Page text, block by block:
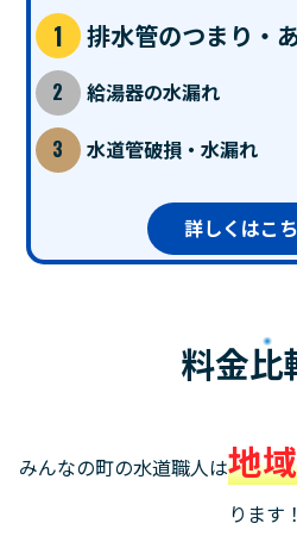
排水管のつまり・
給湯器の水漏れ
水道管破損・水漏れ
詳しくはこ
料金比
みんなの町の水道職人は地
ります！